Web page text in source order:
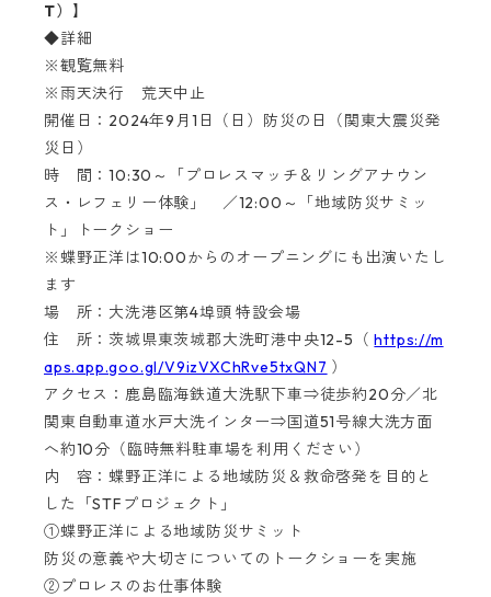
T）】
◆詳細
※観覧無料
※雨天決行 荒天中止
開催日：2024年9月1日（日）防災の日（関東大震災発
災日）
時 間：10:30～「プロレスマッチ＆リングアナウン
ス・レフェリー体験」 ／12:00～「地域防災サミッ
ト」トークショー
※蝶野正洋は10:00からのオープニングにも出演いたし
ます
場 所：大洗港区第4埠頭 特設会場
住 所：茨城県東茨城郡大洗町港中央12-5（https://m
aps.app.goo.gl/V9izVXChRve5txQN7 ）
アクセス：鹿島臨海鉄道大洗駅下車⇒徒歩約20分／北
関東自動車道水戸大洗インター⇒国道51号線大洗方面
へ約10分（臨時無料駐車場を利用ください）
内 容：蝶野正洋による地域防災＆救命啓発を目的と
した「STFプロジェクト」
①蝶野正洋による地域防災サミット
防災の意義や大切さについてのトークショーを実施
②プロレスのお仕事体験